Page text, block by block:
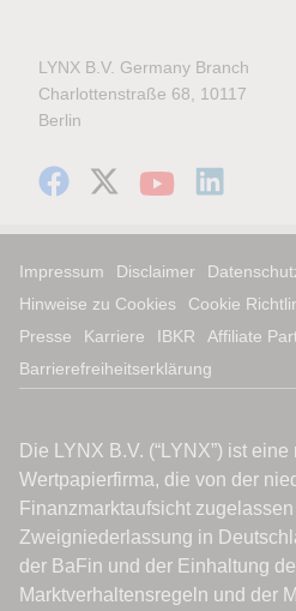
LYNX B.V. Germany Branch
Charlottenstraße 68, 10117
Berlin
Impressum Disclaimer
Hinweise zu Cookies
Cookie
Presse
Karriere IBKR
Affiliate
Barrierefreiheitserklärung